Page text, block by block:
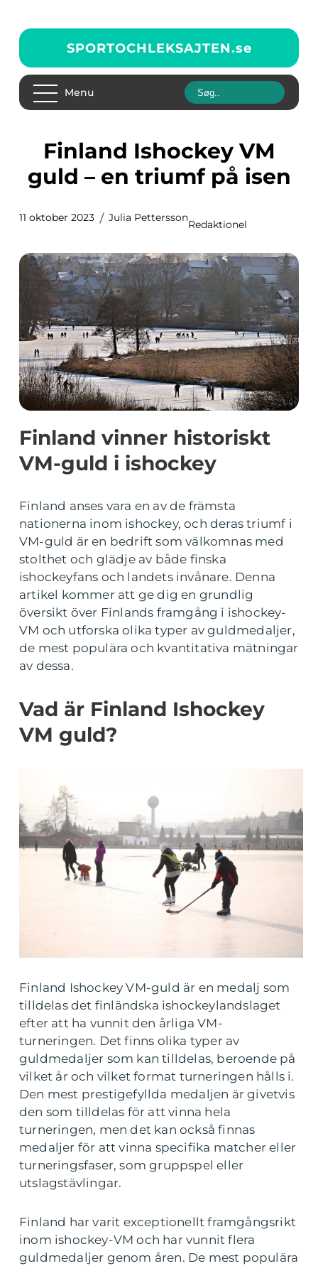
SPORTOCHLEKSAJTEN.se
Menu
Finland Ishockey VM
guld – en triumf på isen
11 oktober 2023 Julia Pettersson
Redaktionel
Finland vinner historiskt
VM-guld i ishockey
Finland anses vara en av de främsta
nationerna inom ishockey, och deras triumf i
VM-guld är en bedrift som välkomnas med
stolthet och glädje av både finska
ishockeyfans och landets invånare. Denna
artikel kommer att ge dig en grundlig
översikt över Finlands framgång i ishockey-
VM och utforska olika typer av guldmedaljer,
de mest populära och kvantitativa mätningar
av dessa.
Vad är Finland Ishockey
VM guld?
Finland Ishockey VM-guld är en medalj som
tilldelas det finländska ishockeylandslaget
efter att ha vunnit den årliga VM-
turneringen. Det finns olika typer av
guldmedaljer som kan tilldelas, beroende på
vilket år och vilket format turneringen hålls i.
Den mest prestigefyllda medaljen är givetvis
den som tilldelas för att vinna hela
turneringen, men det kan också finnas
medaljer för att vinna specifika matcher eller
turneringsfaser, som gruppspel eller
utslagstävlingar.
Finland har varit exceptionellt framgångsrikt
inom ishockey-VM och har vunnit flera
guldmedaljer genom åren. De mest populära